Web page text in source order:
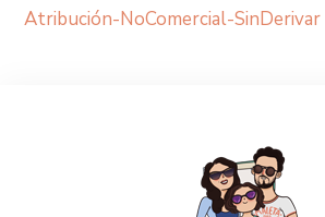
Atribución-NoComercial-